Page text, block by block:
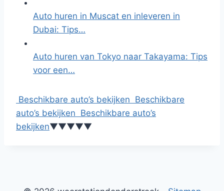
Auto huren in Muscat en inleveren in
Dubai: Tips…
Auto huren van Tokyo naar Takayama: Tips
voor een…
Beschikbare auto’s bekijken Beschikbare
auto’s bekijken Beschikbare auto’s
bekijken▼▼▼▼▼